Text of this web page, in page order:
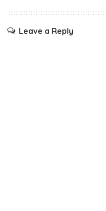
Leave a Reply